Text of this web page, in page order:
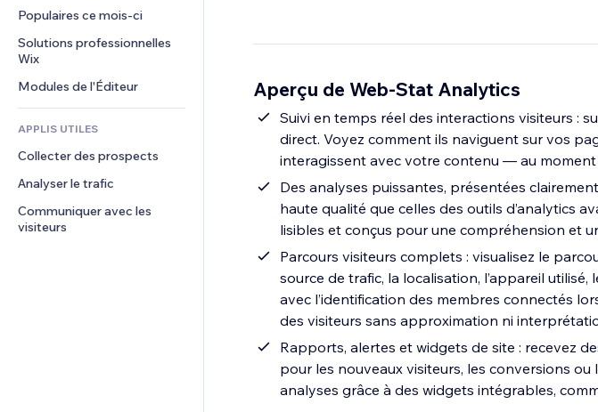
Financement participatif
Alimentation et boissons
Partage de fichiers
Actualités
Services de contenu
Effets de texte
Boutons et menus
Bannières et badges
Calculateurs
Rechercher
Commentaires
Téléphone
Communauté
Avis et commentaires
Populaires ce mois‑ci
Solutions professionnelles
Wix
Modules de l'Éditeur
APPLIS UTILES
Collecter des prospects
Analyser le trafic
Communiquer avec les
visiteurs
Aperçu de Web-Stat Analytics
Suivi en temps réel des interactions visiteurs :
direct. Voyez comment ils naviguent sur vos
interagissent avec votre contenu — au moment
Des analyses puissantes, présentées
haute qualité que celles des outils d’analytics
lisibles et conçus pour une compréhension et
Parcours visiteurs complets : visualisez le
source de trafic, la localisation, l’appareil
avec l’identification des membres connectés
des visiteurs sans approximation ni
Rapports, alertes et widgets de site : recevez
pour les nouveaux visiteurs, les conversions
analyses grâce à des widgets intégrables,